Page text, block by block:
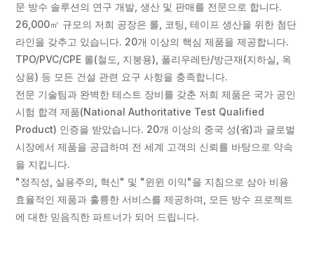
문 방수 솔루션의 연구 개발, 생산 및 판매를 전문으로 합니다.
26,000㎡ 규모의 저희 공장은 롤, 코팅, 테이프 생산을 위한 첨단
라인을 갖추고 있습니다. 20개 이상의 핵심 제품을 제공합니다.
TPO/PVC/CPE 롤(철도, 지붕용), 폴리우레탄/방근재(지하실, 옥
상용) 등 모든 건설 관련 요구 사항을 충족합니다.
전문 기술팀과 완벽한 테스트 장비를 갖춘 저희 제품은 국가 공인
시험 합격 제품(National Authoritative Test Qualified
Product) 인증을 받았습니다. 20개 이상의 중국 성(省)과 글로벌
시장에서 제품을 공급하며 전 세계 고객의 신뢰를 바탕으로 약속
을 지킵니다.
"정직성, 실용주의, 혁신" 및 "윈윈 이익"을 지침으로 삼아 비용
효율적인 제품과 훌륭한 서비스를 제공하며, 모든 방수 프로젝트
에 대한 믿음직한 파트너가 되어 드립니다.